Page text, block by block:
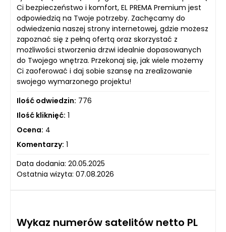
Ci bezpieczeństwo i komfort, EL PREMA Premium jest
odpowiedzią na Twoje potrzeby. Zachęcamy do
odwiedzenia naszej strony internetowej, gdzie możesz
zapoznać się z pełną ofertą oraz skorzystać z
możliwości stworzenia drzwi idealnie dopasowanych
do Twojego wnętrza. Przekonaj się, jak wiele możemy
Ci zaoferować i daj sobie szansę na zrealizowanie
swojego wymarzonego projektu!
Ilość odwiedzin: 776
Ilość kliknięć: 1
Ocena: 4
Komentarzy: 1
Data dodania: 20.05.2025
Ostatnia wizyta: 07.08.2026
Wykaz numerów satelitów netto PL